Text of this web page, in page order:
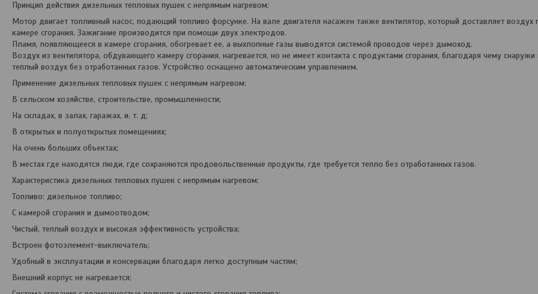
Принцип действия дизельных тепловых пушек с непрямым нагревом:
Мотор двигает топливный насос, подающий топливо форсунке. На вале двигателя насажен также вентилятор, который доставляет воздух
камере сгорания. Зажигание производится при помощи двух электродов.
Пламя, появляющееся в камере сгорания, обогревает ее, а выхлопные газы выводятся системой проводов через дымоход.
Воздух из вентилятора, обдувающего камеру сгорания, нагревается, но не имеет контакта с продуктами сгорания, благодаря чему
теплый воздух без отработанных газов. Устройство оснащено автоматическим управлением.
Применение дизельных тепловых пушек с непрямым нагревом:
В сельском хозяйстве, строительстве, промышленности;
На складах, в залах, гаражах, и. т. д;
В открытых и полуоткрытых помещениях;
На очень больших объектах;
В местах где находятся люди, где сохраняются продовольственные продукты, где требуется тепло без отработанных газов.
Характеристика дизельных тепловых пушек с непрямым нагревом:
Топливо: дизельное топливо;
С камерой сгорания и дымоотводом;
Чистый, теплый воздух и высокая эффективность устройства;
Встроен фотоэлемент-выключатель;
Удобный в эксплуатации и консервации благодаря легко доступным частям;
Внешний корпус не нагревается;